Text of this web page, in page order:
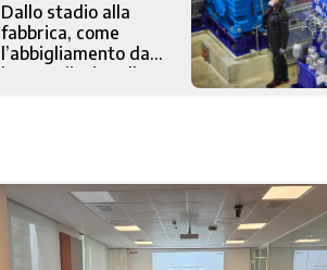
Dallo stadio alla
fabbrica, come
l’abbigliamento da
lavoro s’ispira allo